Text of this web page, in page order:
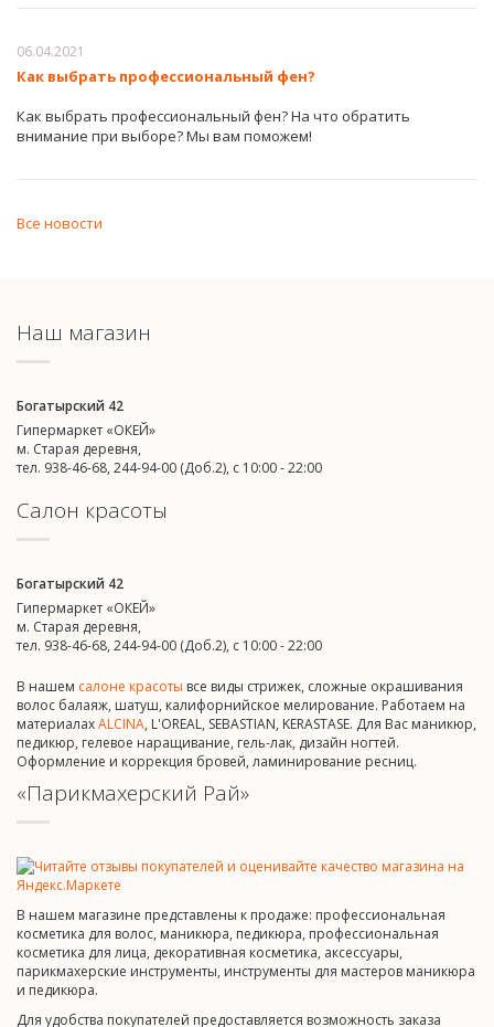
06.04.2021
Как выбрать профессиональный фен?
Как выбрать профессиональный фен? На что обратить
внимание при выборе? Мы вам поможем!
Все новости
Наш магазин
Богатырский 42
Гипермаркет «ОКЕЙ»
м. Старая деревня,
тел. 938-46-68, 244-94-00 (Доб.2), c 10:00 - 22:00
Салон красоты
Богатырский 42
Гипермаркет «ОКЕЙ»
м. Старая деревня,
тел. 938-46-68, 244-94-00 (Доб.2), c 10:00 - 22:00
В нашем салоне красоты все виды стрижек, сложные окрашивания
волос балаяж, шатуш, калифорнийское мелирование. Работаем на
материалахALCINA, L'OREAL, SEBASTIAN, KERASTASE. Для Вас маникюр,
педикюр, гелевое наращивание, гель-лак, дизайн ногтей.
Оформление и коррекция бровей, ламинирование ресниц.
«Парикмахерский Рай»
В нашем магазине представлены к продаже: профессиональная
косметика для волос, маникюра, педикюра, профессиональная
косметика для лица, декоративная косметика, аксессуары,
парикмахерские инструменты, инструменты для мастеров маникюра
и педикюра.
Для удобства покупателей предоставляется возможность заказа